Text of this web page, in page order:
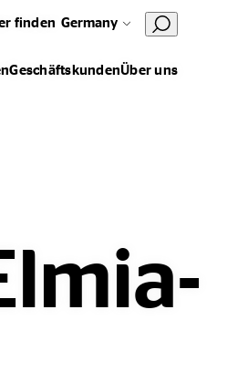
finden Germany
GeschäftskundenÜber uns